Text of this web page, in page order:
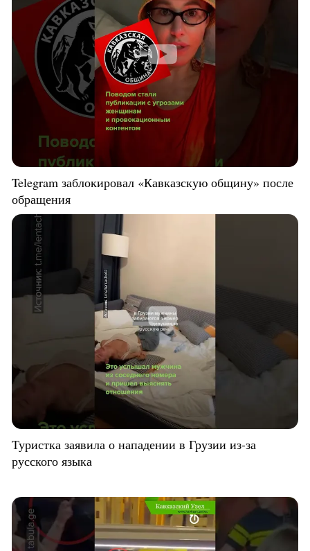
Telegram заблокировал «Кавказскую общину» после
обращения
Туристка заявила о нападении в Грузии из-за
русского языка